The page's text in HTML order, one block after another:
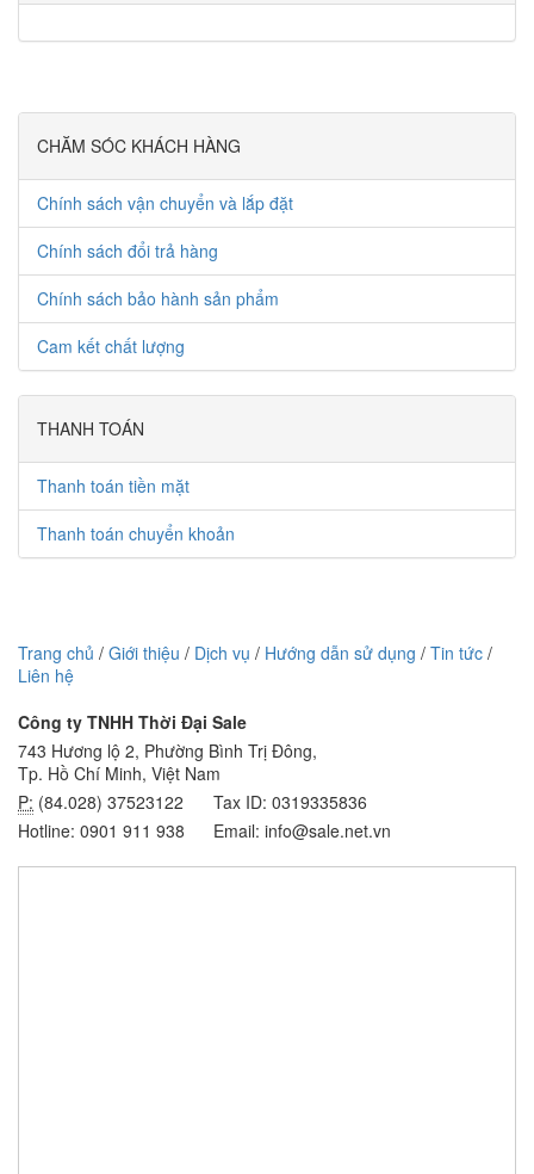
CHĂM SÓC KHÁCH HÀNG
Chính sách vận chuyển và lắp đặt
Chính sách đổi trả hàng
Chính sách bảo hành sản phẩm
Cam kết chất lượng
THANH TOÁN
Thanh toán tiền mặt
Thanh toán chuyển khoản
Trang chủ / Giới thiệu / Dịch vụ / Hướng dẫn sử dụng / Tin tức /
Liên hệ
Công ty TNHH Thời Đại Sale
743 Hương lộ 2, Phường Bình Trị Đông,
Tp. Hồ Chí Minh, Việt Nam
P: (84.028) 37523122
Tax ID: 0319335836
Hotline: 0901 911 938
Email: info@sale.net.vn